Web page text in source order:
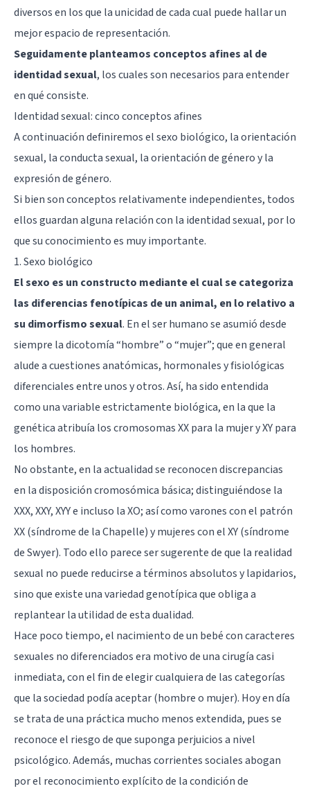
diversos en los que la unicidad de cada cual puede hallar un
mejor espacio de representación.
Seguidamente planteamos conceptos afines al de
identidad sexual, los cuales son necesarios para entender
en qué consiste.
Identidad sexual: cinco conceptos afines
A continuación definiremos el sexo biológico, la orientación
sexual, la conducta sexual, la orientación de género y la
expresión de género.
Si bien son conceptos relativamente independientes, todos
ellos guardan alguna relación con la identidad sexual, por lo
que su conocimiento es muy importante.
1. Sexo biológico
El sexo es un constructo mediante el cual se categoriza
las diferencias fenotípicas de un animal, en lo relativo a
su dimorfismo sexual. En el ser humano se asumió desde
siempre la dicotomía “hombre” o “mujer”; que en general
alude a cuestiones anatómicas, hormonales y fisiológicas
diferenciales entre unos y otros. Así, ha sido entendida
como una variable estrictamente biológica, en la que la
genética atribuía los cromosomas XX para la mujer y XY para
los hombres.
No obstante, en la actualidad se reconocen discrepancias
en la disposición cromosómica básica; distinguiéndose la
XXX, XXY, XYY e incluso la XO; así como varones con el patrón
XX (síndrome de la Chapelle) y mujeres con el XY (síndrome
de Swyer). Todo ello parece ser sugerente de que la realidad
sexual no puede reducirse a términos absolutos y lapidarios,
sino que existe una variedad genotípica que obliga a
replantear la utilidad de esta dualidad.
Hace poco tiempo, el nacimiento de un bebé con caracteres
sexuales no diferenciados era motivo de una cirugía casi
inmediata, con el fin de elegir cualquiera de las categorías
que la sociedad podía aceptar (hombre o mujer). Hoy en día
se trata de una práctica mucho menos extendida, pues se
reconoce el riesgo de que suponga perjuicios a nivel
psicológico. Además, muchas corrientes sociales abogan
por el reconocimiento explícito de la condición de